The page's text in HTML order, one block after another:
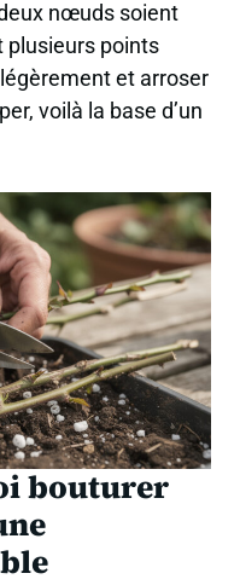
nœuds soient
plusieurs points
et arroser
voilà la base d’un
bouturer